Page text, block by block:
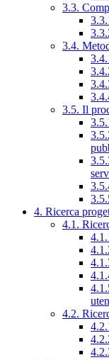
3.3.
3.4.
3.5. Il
4. Ricerca
4.1.
4.2.